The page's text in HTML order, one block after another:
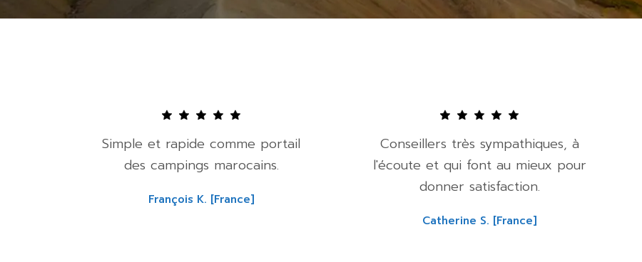
Simple et rapide comme portail
des campings marocains.
François K. [France]
Conseillers très sympathiques, à
l'écoute et qui font au mieux pour
donner satisfaction.
Catherine S. [France]